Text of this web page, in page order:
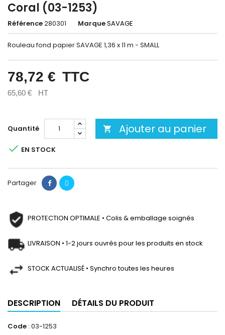
Coral (03-1253)
Référence280301 MarqueSAVAGE
Rouleau fond papier SAVAGE 1,36 x 11 m - SMALL
78,72 € TTC
65,60 € HT
Quantité  Ajouter au panier
 EN STOCK
Partager
PROTECTION OPTIMALE • Colis & emballage soignés
LIVRAISON • 1-2 jours ouvrés pour les produits en stock
STOCK ACTUALISÉ • Synchro toutes les heures
DESCRIPTION DÉTAILS DU PRODUIT
Code : 03-1253